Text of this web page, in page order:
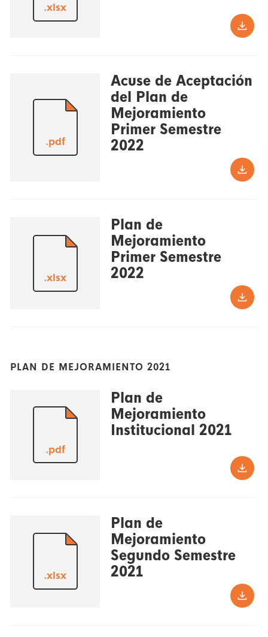
.xlsx
.pdf
Acuse de Aceptación
del Plan de
Mejoramiento
Primer Semestre
2022
.xlsx
Plan de
Mejoramiento
Primer Semestre
2022
PLAN DE MEJORAMIENTO 2021
.pdf
Plan de
Mejoramiento
Institucional 2021
.xlsx
Plan de
Mejoramiento
Segundo Semestre
2021